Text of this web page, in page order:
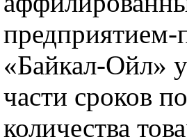
«Байкал-Ойл»
части сроков
количества